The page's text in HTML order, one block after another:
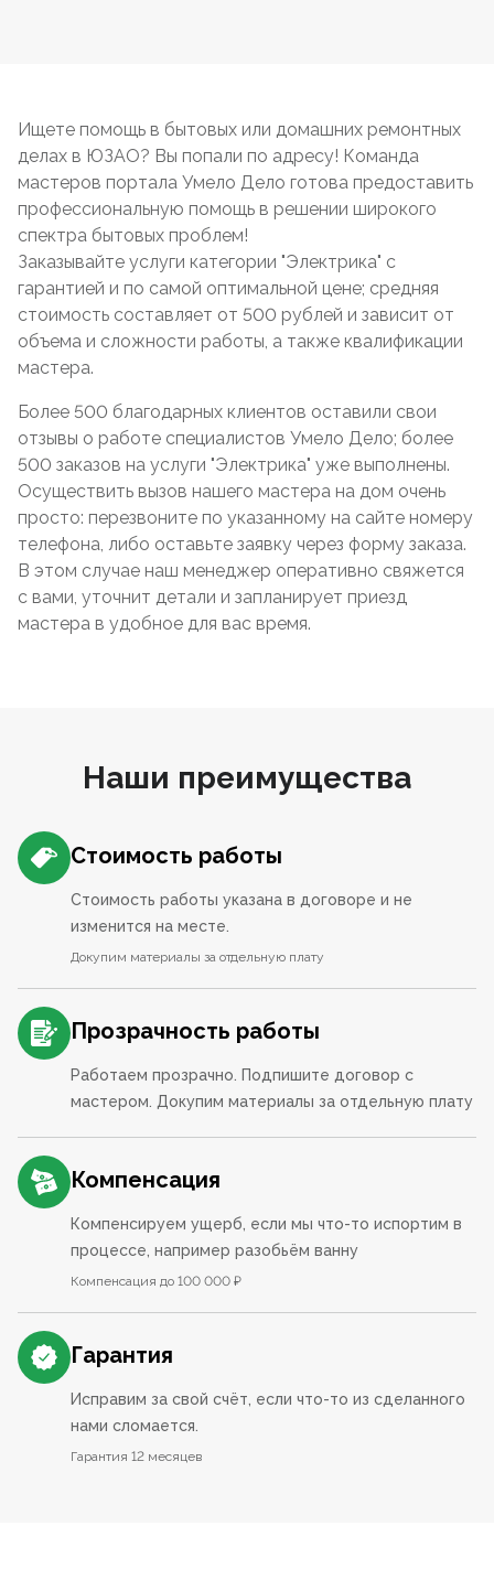
Ищете помощь в бытовых или домашних ремонтных
делах в ЮЗАО? Вы попали по адресу! Команда
мастеров портала Умело Дело готова предоставить
профессиональную помощь в решении широкого
спектра бытовых проблем!
Заказывайте услуги категории "Электрика" с
гарантией и по самой оптимальной цене; средняя
стоимость составляет от 500 рублей и зависит от
объема и сложности работы, а также квалификации
мастера.
Более 500 благодарных клиентов оставили свои
отзывы о работе специалистов Умело Дело; более
500 заказов на услуги "Электрика" уже выполнены.
Осуществить вызов нашего мастера на дом очень
просто: перезвоните по указанному на сайте номеру
телефона, либо оставьте заявку через форму заказа.
В этом случае наш менеджер оперативно свяжется
с вами, уточнит детали и запланирует приезд
мастера в удобное для вас время.
Наши преимущества
Стоимость работы
Стоимость работы указана в договоре и не
изменится на месте.
Докупим материалы за отдельную плату
Прозрачность работы
Работаем прозрачно. Подпишите договор с
мастером. Докупим материалы за отдельную плату
Компенсация
Компенсируем ущерб, если мы что-то испортим в
процессе, например разобьём ванну
Компенсация до 100 000 ₽
Гарантия
Исправим за свой счёт, если что-то из сделанного
нами сломается.
Гарантия 12 месяцев